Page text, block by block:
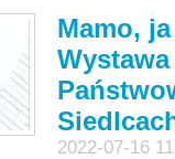
Mamo,
2022-07-16